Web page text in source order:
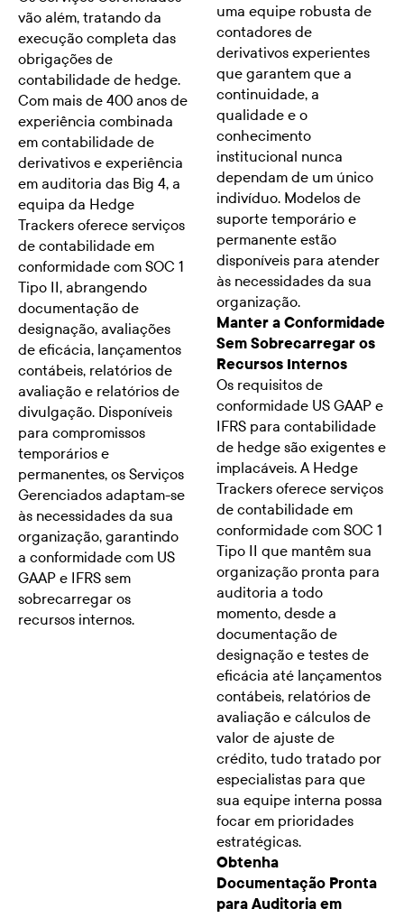
vão além, tratando da
execução completa das
obrigações de
contabilidade de hedge.
Com mais de 400 anos de
experiência combinada
em contabilidade de
derivativos e experiência
em auditoria das Big 4, a
equipa da Hedge
Trackers oferece serviços
de contabilidade em
conformidade com SOC 1
Tipo II, abrangendo
documentação de
designação, avaliações
de eficácia, lançamentos
contábeis, relatórios de
avaliação e relatórios de
divulgação. Disponíveis
para compromissos
temporários e
permanentes, os Serviços
Gerenciados adaptam-se
às necessidades da sua
organização, garantindo
a conformidade com US
GAAP e IFRS sem
sobrecarregar os
recursos internos.
uma equipe robusta de
contadores de
derivativos experientes
que garantem que a
continuidade, a
qualidade e o
conhecimento
institucional nunca
dependam de um único
indivíduo. Modelos de
suporte temporário e
permanente estão
disponíveis para atender
às necessidades da sua
organização.
Manter a Conformidade
Sem Sobrecarregar os
Recursos Internos
Os requisitos de
conformidade US GAAP e
IFRS para contabilidade
de hedge são exigentes e
implacáveis. A Hedge
Trackers oferece serviços
de contabilidade em
conformidade com SOC 1
Tipo II que mantêm sua
organização pronta para
auditoria a todo
momento, desde a
documentação de
designação e testes de
eficácia até lançamentos
contábeis, relatórios de
avaliação e cálculos de
valor de ajuste de
crédito, tudo tratado por
especialistas para que
sua equipe interna possa
focar em prioridades
estratégicas.
Obtenha
Documentação Pronta
para Auditoria em